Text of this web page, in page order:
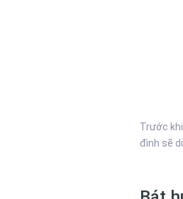
Trước
đình sẽ